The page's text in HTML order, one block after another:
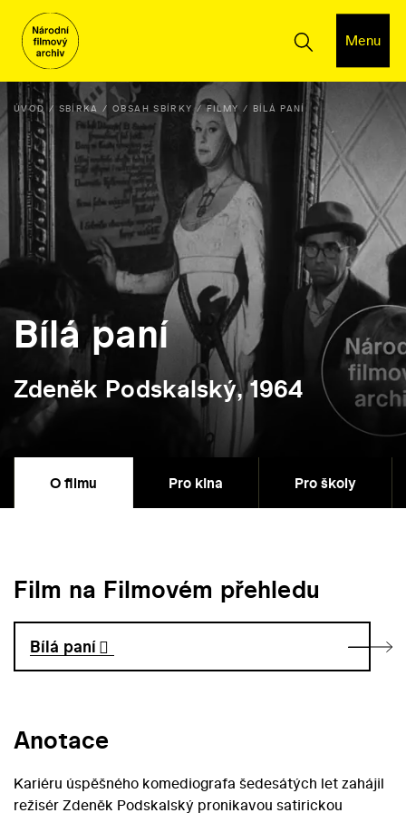
Menu
ÚVOD SBÍRKA OBSAH SBÍRKY FILMY BÍLÁ PANÍ
Bílá paní
Zdeněk Podskalský, 1964
O filmu Pro kina Pro školy
Film na Filmovém přehledu
Bílá paní
Anotace
Kariéru úspěšného komediografa šedesátých let zahájil
režisér Zdeněk Podskalský pronikavou satirickou